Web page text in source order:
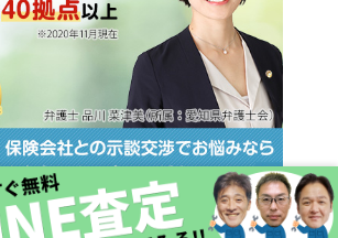
Copyright © 2026 TIEROD Co., LTD